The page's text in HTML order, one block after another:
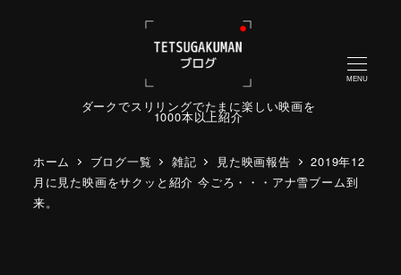
ダークでスリリングでたまに楽しい映画を
1000本以上紹介
MENU
ホーム ブログ一覧 雑記 見た映画報告
2019年12
月に見た映画をサクッと紹介 今ごろ・・・アナ雪ブーム到
来。